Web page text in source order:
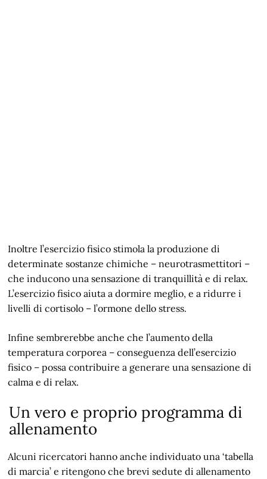
Inoltre l’esercizio fisico stimola la produzione di
determinate sostanze chimiche – neurotrasmettitori –
che inducono una sensazione di tranquillità e di relax.
L’esercizio fisico aiuta a dormire meglio, e a ridurre i
livelli di cortisolo – l’ormone dello stress.
Infine sembrerebbe anche che l’aumento della
temperatura corporea – conseguenza dell’esercizio
fisico – possa contribuire a generare una sensazione di
calma e di relax.
Un vero e proprio programma di
allenamento
Alcuni ricercatori hanno anche individuato una ‘tabella
di marcia’ e ritengono che brevi sedute di allenamento